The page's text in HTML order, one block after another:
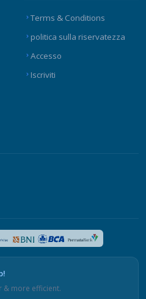
Terms & Conditions
politica sulla riservatezza
Accesso
Iscriviti
& more efficient.